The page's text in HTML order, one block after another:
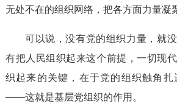
无处不在的组织网络，把各方面力量凝
可以说，没有党的组织力量，就
有把人民组织起来这个前提，一切现
织起来的关键，在于党的组织触角
——这就是基层党组织的作用。